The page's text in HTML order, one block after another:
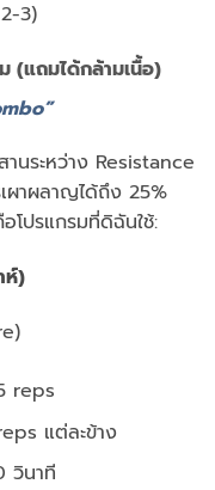
3)
(แถมได้กล้ามเนื้อ)
นระหว่าง Resistance
ผาผลาญได้ถึง 25%
โปรแกรมที่ดิฉันใช้:
ห์)
reps
แต่ละข้าง
วินาที